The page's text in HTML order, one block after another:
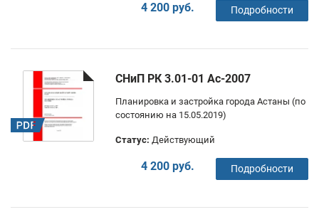
4 200 руб. Подробности
СНиП РК 3.01-01 Ас-2007
Планировка и застройка города Астаны (по
состоянию на 15.05.2019)
Статус: Действующий
4 200 руб. Подробности